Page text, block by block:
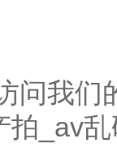
问我们
拍_av